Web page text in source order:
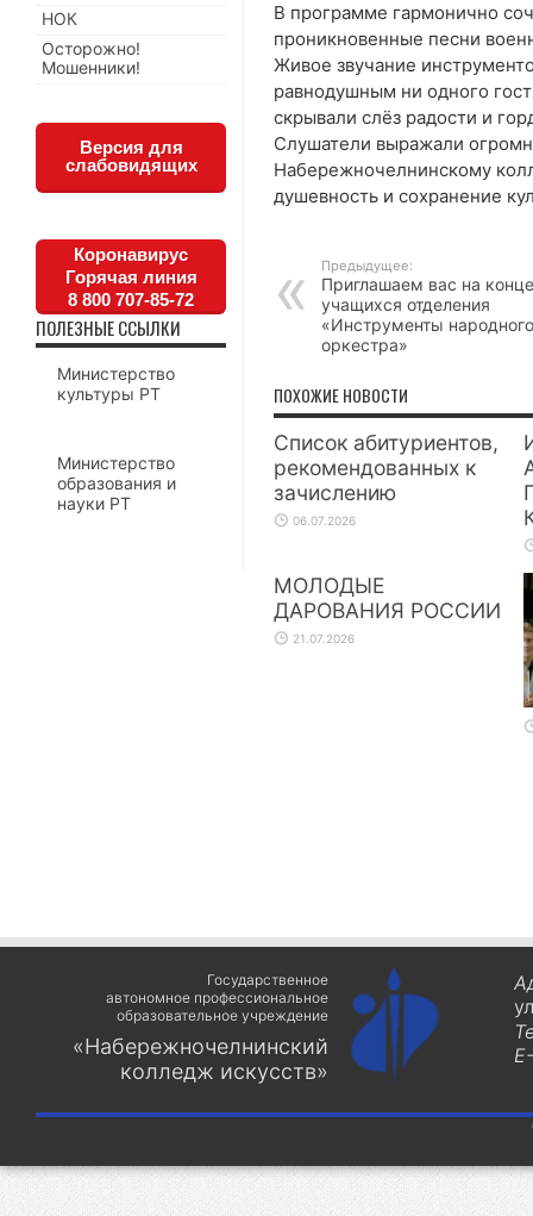
В программе гармонично
проникновенные песни
Живое звучание
равнодушным ни одного
скрывали слёз радости и
Слушатели выражали
Набережночелнинскому
душевность и сохранение
Предыдущее:
Приглашаем вас на
учащихся отделения
«Инструменты народного
оркестра»
ПОХОЖИЕ НОВОСТИ
Список абитуриентов,
рекомендованных к
зачислению
06.07.2026
МОЛОДЫЕ
ДАРОВАНИЯ РОССИИ
21.07.2026
НОК
Осторожно!
Мошенники!
Версия для
слабовидящих
Коронавирус
Горячая линия
8 800 707-85-72
ПОЛЕЗНЫЕ ССЫЛКИ
Министерство
культуры РТ
Министерство
образования и
науки РТ
Государственное
автономное профессиональное
образовательное учреждение
«Набережночелнинский
колледж искусств»